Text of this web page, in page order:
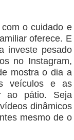
o cuidado e
oferece. E
investe pesado
no Instagram,
mostra o dia a
veículos e as
ao pátio. Seja
dinâmicos
mesmo de o